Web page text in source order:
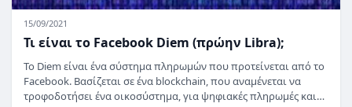
15/09/2021
Τι είναι το Facebook Diem (πρώην Libra);
Το Diem είναι ένα σύστημα πληρωμών που προτείνεται από το
Facebook. Βασίζεται σε ένα blockchain, που αναμένεται να
τροφοδοτήσει ένα οικοσύστημα, για ψηφιακές πληρωμές και…